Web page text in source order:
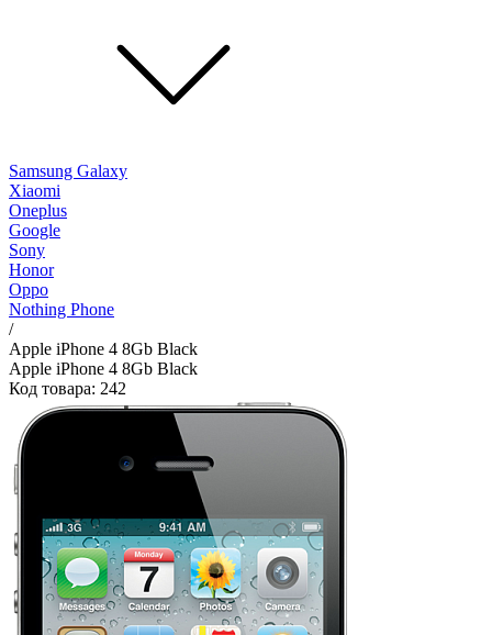
Samsung Galaxy
Xiaomi
Oneplus
Google
Sony
Honor
Oppo
Nothing Phone
/
Apple iPhone 4 8Gb Black
Apple iPhone 4 8Gb Black
Код товара: 242